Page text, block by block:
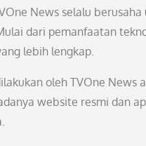
News selalu
dari pemanfaatan
lebih lengkap.
oleh TVOne
website resmi dan